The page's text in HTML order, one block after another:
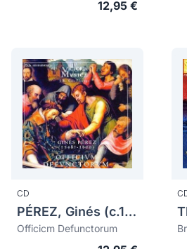
12,95 €
CD
PÉREZ, Ginés (c.1548-1600)
Officicm Defunctorum